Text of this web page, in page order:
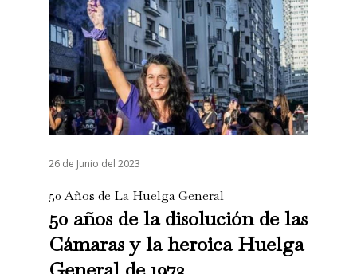
26 de Junio del 2023
50 Años de La Huelga General
50 años de la disolución de las
Cámaras y la heroica Huelga